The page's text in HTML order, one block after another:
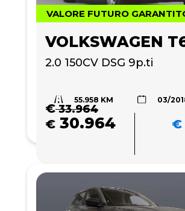
VALORE FUTURO
2.0 150CV DSG 9p.ti
55.958 KM 03/
€33.964
€ 30.964 €